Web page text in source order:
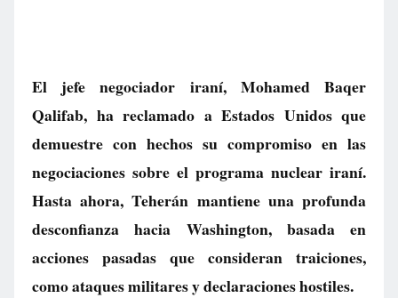
El jefe negociador iraní, Mohamed Baqer
Qalifab, ha reclamado a Estados Unidos que
demuestre con hechos su compromiso en las
negociaciones sobre el programa nuclear iraní.
Hasta ahora, Teherán mantiene una profunda
desconfianza hacia Washington, basada en
acciones pasadas que consideran traiciones,
como ataques militares y declaraciones hostiles.